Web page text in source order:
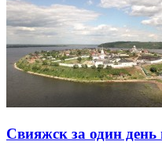
Свияжск за один день